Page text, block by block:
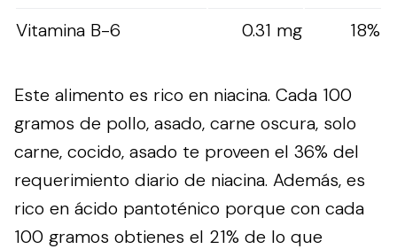
Vitamina B-6
0.31 mg 18%
Este alimento es rico en niacina. Cada 100
gramos de pollo, asado, carne oscura, solo
carne, cocido, asado te proveen el 36% del
requerimiento diario de niacina. Además, es
rico en ácido pantoténico porque con cada
100 gramos obtienes el 21% de lo que